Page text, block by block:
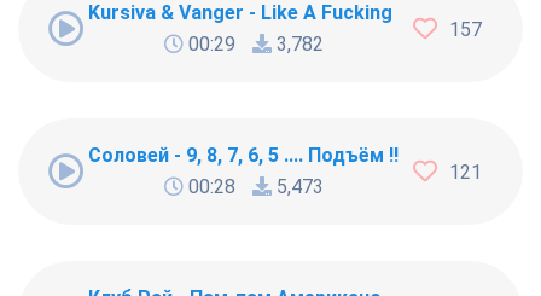
Kursiva & Vanger - Like A Fucking Newbie
00:29
3,782
157
Соловей - 9, 8, 7, 6, 5 .... Подъём !!!
00:28
5,473
121